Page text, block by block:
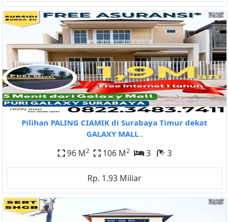
Pilihan PALING CIAMIK di Surabaya Timur dekat
GALAXY MALL .
96 M2 106 M2 3 3
Rp. 1.93 Miliar